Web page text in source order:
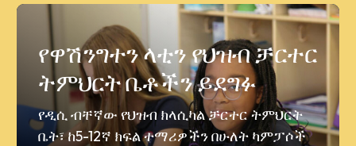
የዋሽንግተን ላቲን የህዝብ ቻርተር
ትምህርት ቤቶችን ይደግፉ
የዲሲ ብቸኛው የህዝብ ክላሲካል ቻርተር ትምህርት
ቤት፣ ከ5-12ኛ ክፍል ተማሪዎችን በሁለት ካምፓሶች